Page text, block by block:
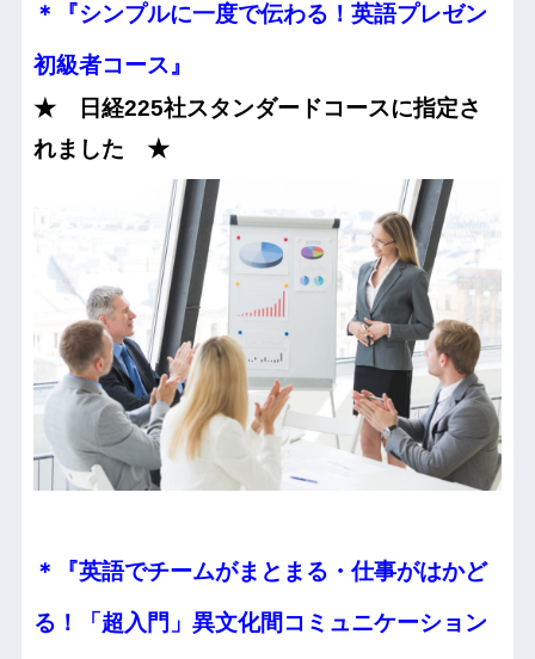
＊『シンプルに一度で伝わる！英語プレゼン
初級者コース』
★ 日経225社スタンダードコースに指定さ
れました ★
＊『英語でチームがまとまる・仕事がはかど
る！ 「超入門」異文化間コミュニケーション